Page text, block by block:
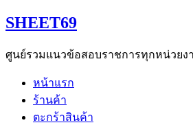
Skip
to
SHEET69
ศูนย์รวมแนวข้อสอบราชการทุกหน่วยง
หน้าแรก
ร้านค้า
ตะกร้าสินค้า